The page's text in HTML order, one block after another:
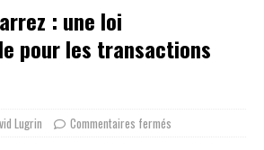
: une loi
pour les transactions
Lugrin Commentaires fermés